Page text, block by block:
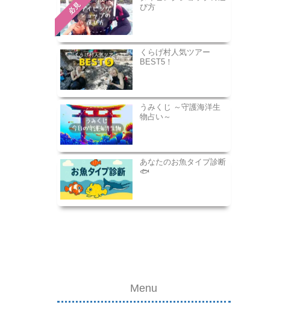
必見
び方
くらげ村人気ツアー
BEST5！
うみくじ ～守護海洋生
物占い～
あなたのお魚タイプ診断
🐟
Menu